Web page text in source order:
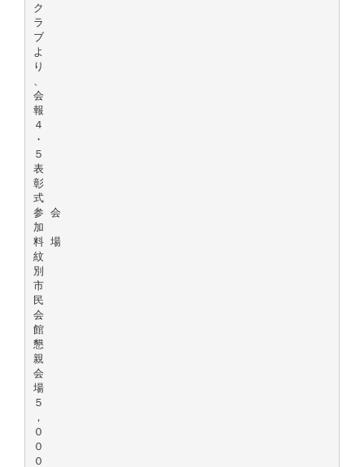
ク
ラ
ブ
よ
り
会
報
４
・
５
表
彰
式
参 会
加
料 場
紋
別
市
民
会
館
懇
親
会
場
５
，
０
０
０